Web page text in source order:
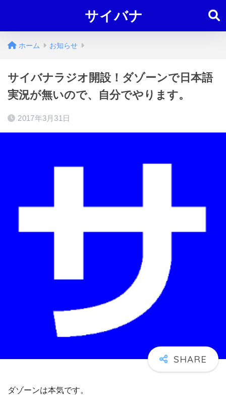
サイバナ
ホーム お知らせ
サイバナラジオ開設！ダゾーンで日本語
実況が無いので、自分でやります。
2017年3月31日
ダゾーンは本気です。